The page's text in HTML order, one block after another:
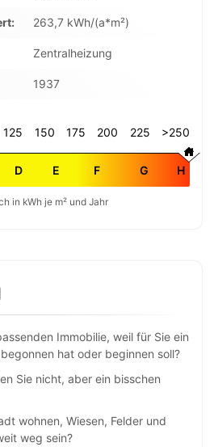
263,7 kWh/(a*m²)
Zentralheizung
1937
125 150 175 200 225 >250
D E F G H
in kWh je m² und Jahr
Immobilie, weil für Sie ein
hat oder beginnen soll?
Sie nicht, aber ein bisschen
wohnen, Wiesen, Felder und
weg sein?